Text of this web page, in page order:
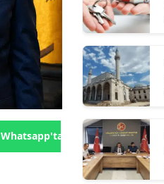
Whatsapp'tan Gönder